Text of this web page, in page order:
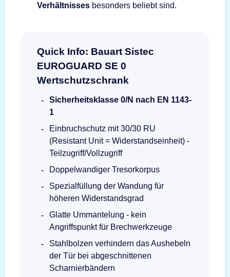
Verhältnisses besonders beliebt sind.
Quick Info: Bauart Sistec
EUROGUARD SE 0
Wertschutzschrank
Sicherheitsklasse 0/N nach EN 1143-
1
Einbruchschutz mit 30/30 RU
(Resistant Unit = Widerstandseinheit) -
Teilzugriff/Vollzugriff
Doppelwandiger Tresorkorpus
Spezialfüllung der Wandung für
höheren Widerstandsgrad
Glatte Ummantelung - kein
Angriffspunkt für Brechwerkzeuge
Stahlbolzen verhindern das Aushebeln
der Tür bei abgeschnittenen
Scharnierbändern